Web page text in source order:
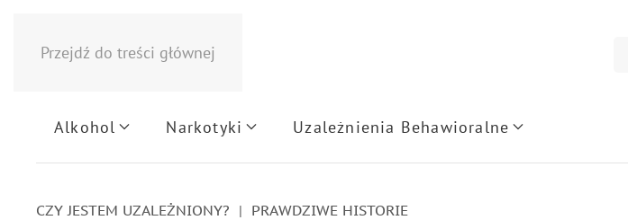
Przejdź do treści głównej
Alkohol Narkotyki Uzależnienia Behawioralne
CZY JESTEM UZALEŻNIONY? PRAWDZIWE HISTORIE